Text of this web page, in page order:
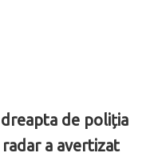
de poliția
a avertizat